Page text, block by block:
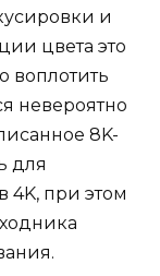
и
цвета это
воплотить
невероятно
8K-
для
4K, при этом